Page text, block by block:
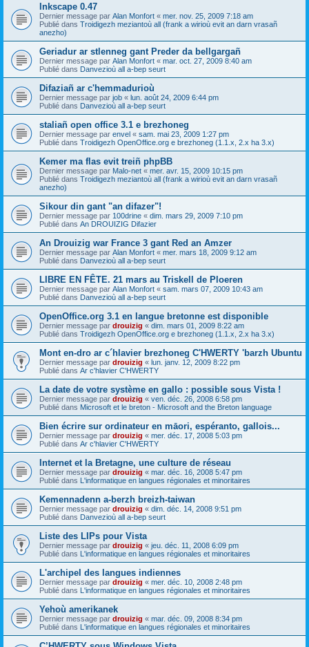
Inkscape 0.47
Dernier message par Alan Monfort « mer. nov. 25, 2009 7:18 am
Publié dans Troidigezh meziantoù all (frank a wirioù evit an darn vrasañ
anezho)
Geriadur ar stlenneg gant Preder da bellgargañ
Dernier message par Alan Monfort « mar. oct. 27, 2009 8:40 am
Publié dans Danvezioù all a-bep seurt
Difaziañ ar c'hemmadurioù
Dernier message par job « lun. août 24, 2009 6:44 pm
Publié dans Danvezioù all a-bep seurt
staliañ open office 3.1 e brezhoneg
Dernier message par envel « sam. mai 23, 2009 1:27 pm
Publié dans Troidigezh OpenOffice.org e brezhoneg (1.1.x, 2.x ha 3.x)
Kemer ma flas evit treiñ phpBB
Dernier message par Malo-net « mer. avr. 15, 2009 10:15 pm
Publié dans Troidigezh meziantoù all (frank a wirioù evit an darn vrasañ
anezho)
Sikour din gant "an difazer"!
Dernier message par 100drine « dim. mars 29, 2009 7:10 pm
Publié dans An DROUIZIG Difazier
An Drouizig war France 3 gant Red an Amzer
Dernier message par Alan Monfort « mer. mars 18, 2009 9:12 am
Publié dans Danvezioù all a-bep seurt
LIBRE EN FÊTE. 21 mars au Triskell de Ploeren
Dernier message par Alan Monfort « sam. mars 07, 2009 10:43 am
Publié dans Danvezioù all a-bep seurt
OpenOffice.org 3.1 en langue bretonne est disponible
Dernier message par drouizig « dim. mars 01, 2009 8:22 am
Publié dans Troidigezh OpenOffice.org e brezhoneg (1.1.x, 2.x ha 3.x)
Mont en-dro ar c´hlavier brezhoneg C'HWERTY 'barzh Ubuntu
Dernier message par drouizig « lun. janv. 12, 2009 8:22 pm
Publié dans Ar c'hlavier C'HWERTY
La date de votre système en gallo : possible sous Vista !
Dernier message par drouizig « ven. déc. 26, 2008 6:58 pm
Publié dans Microsoft et le breton - Microsoft and the Breton language
Bien écrire sur ordinateur en māori, espéranto, gallois...
Dernier message par drouizig « mer. déc. 17, 2008 5:03 pm
Publié dans Ar c'hlavier C'HWERTY
Internet et la Bretagne, une culture de réseau
Dernier message par drouizig « mar. déc. 16, 2008 5:47 pm
Publié dans L'informatique en langues régionales et minoritaires
Kemennadenn a-berzh breizh-taiwan
Dernier message par drouizig « dim. déc. 14, 2008 9:51 pm
Publié dans Danvezioù all a-bep seurt
Liste des LIPs pour Vista
Dernier message par drouizig « jeu. déc. 11, 2008 6:09 pm
Publié dans L'informatique en langues régionales et minoritaires
L'archipel des langues indiennes
Dernier message par drouizig « mer. déc. 10, 2008 2:48 pm
Publié dans L'informatique en langues régionales et minoritaires
Yehoù amerikanek
Dernier message par drouizig « mar. déc. 09, 2008 8:34 pm
Publié dans L'informatique en langues régionales et minoritaires